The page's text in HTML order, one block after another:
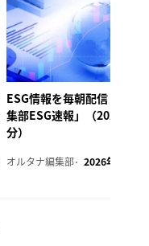
ESG情報を毎朝配信「オル
集部ESG速報」（2026年8
分）
オルタナ編集部 2026年8月7日